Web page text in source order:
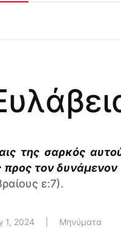
της σαρκός
τον
ε:7).
1, 2024 Μηνύματα